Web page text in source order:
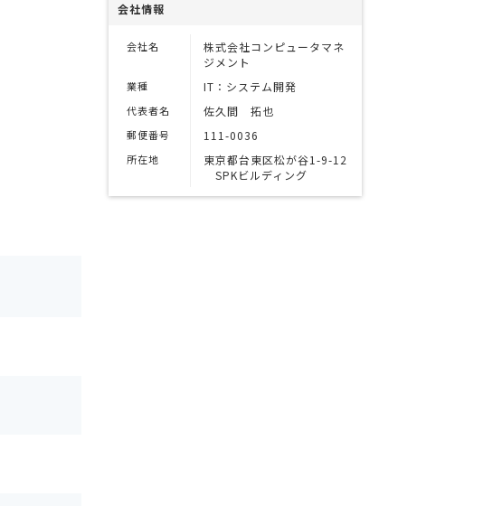
会社情報
会社名
株式会社コンピュータマネ
ジメント
業種 IT：システム開発
代表者名 佐久間 拓也
郵便番号 111-0036
所在地
東京都台東区松が谷1-9-12
SPKビルディング